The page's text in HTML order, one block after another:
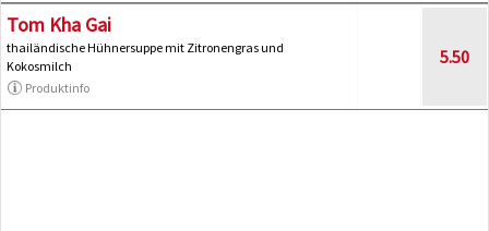
Tom Kha Gai
thailändische Hühnersuppe mit Zitronengras und
Kokosmilch
Produktinfo
5.50